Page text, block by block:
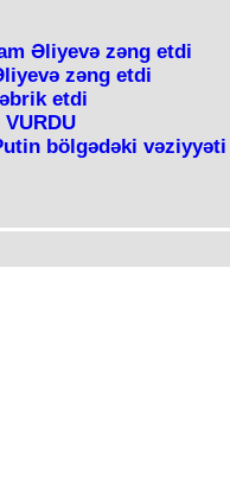
Əliyevə zəng etdi
zəng etdi
etdi
bölgədəki vəziyyəti